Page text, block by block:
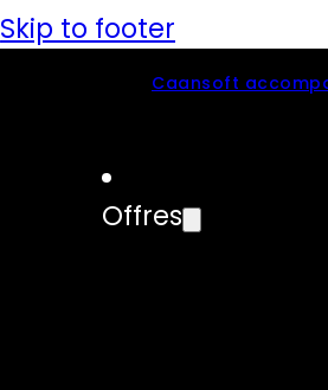
Skip to footer
Caansoft
Offres